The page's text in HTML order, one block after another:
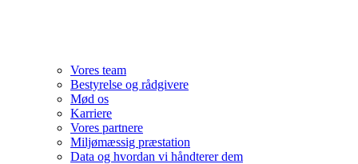
Vores team
Bestyrelse og rådgivere
Mød os
Karriere
Vores partnere
Miljømæssig præstation
Data og hvordan vi håndterer dem